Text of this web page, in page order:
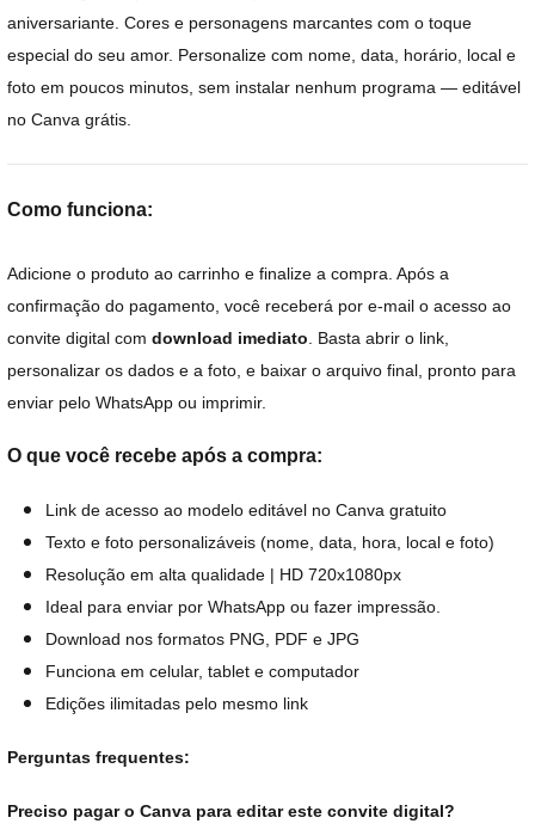
aniversariante. Cores e personagens marcantes com o toque
especial do seu amor. Personalize com nome, data, horário, local e
foto em poucos minutos, sem instalar nenhum programa — editável
no Canva grátis.
Como funciona:
Adicione o produto ao carrinho e finalize a compra. Após a
confirmação do pagamento, você receberá por e-mail o acesso ao
convite digital com download imediato . Basta abrir o link,
personalizar os dados e a foto, e baixar o arquivo final, pronto para
enviar pelo WhatsApp ou imprimir.
O que você recebe após a compra:
Link de acesso ao modelo editável no Canva gratuito
Texto e foto personalizáveis (nome, data, hora, local e foto)
Resolução em alta qualidade | HD 720x1080px
Ideal para enviar por WhatsApp ou fazer impressão.
Download nos formatos PNG, PDF e JPG
Funciona em celular, tablet e computador
Edições ilimitadas pelo mesmo link
Perguntas frequentes:
Preciso pagar o Canva para editar este convite digital?